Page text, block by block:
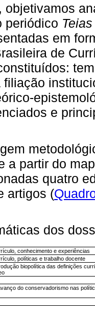
objetivamos
periódico Teias
em
de
filiação
e
a partir do
quatro
artigos (
dos
conhecimento e experiências
políticas e trabalho docente
biopolítica das definições
do conservadorismo nas